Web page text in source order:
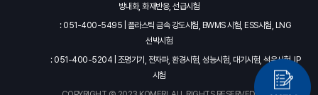
방내화, 화재반응, 선급시험
: 051-400-5495 | 플라스틱 금속 강도시험, BWMS 시험, ESS시험, LNG
선박시험
: 051-400-5204 | 조명기기, 전자파, 환경시험, 성능시험, 대기시험, 석유시험, IP
시험